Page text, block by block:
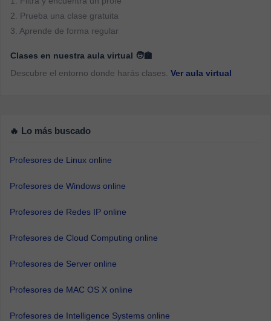
2. Prueba una clase gratuita
3. Aprende de forma regular
Clases en nuestra aula virtual 🧑‍🏫
Descubre el entorno donde harás clases. Ver aula virtual
🔥 Lo más buscado
Profesores de Linux online
Profesores de Windows online
Profesores de Redes IP online
Profesores de Cloud Computing online
Profesores de Server online
Profesores de MAC OS X online
Profesores de Intelligence Systems online